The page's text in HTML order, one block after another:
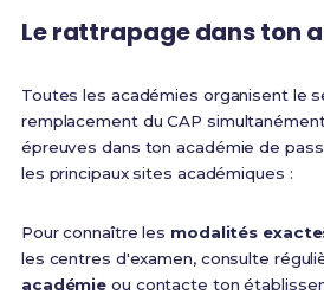
Le rattrapage dans ton
Toutes les académies organisent le
remplacement du CAP
épreuves dans ton académie de
les principaux sites académiques :
Pour connaître les modalités
les centres d'examen, consulte
académie ou contacte ton